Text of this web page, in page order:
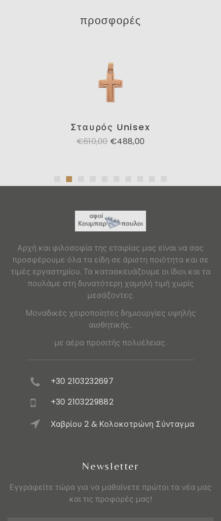
προσφορές
Σταυρός Unisex
€610,00 €488,00
Αρχή και φιλοσοφία της εταιρίας μας είναι να σας
προσφέρουμε όλα τα είδη σε άριστη ποιότητα και σε
τιμές εργαστηρίου. Τα κατασκευάζουμε οι ίδιοι και τα
πουλάμε στη δυνατότερη χαμηλή τιμή χωρίς
μεσάζοντες.
Μοναδικές χειροποίητες δημιουργίες υψηλής
αισθητικής..
με αέρα προσιτής πολυέλειας.
+30 2103232697
+30 2103229882
Χαβρίου 2 & Κολοκοτρώνη Σύνταγμα
Newsletter
Εγγραφείτε τώρα για να μαθαίνετε πρώτοι τα νέα μας
και τις προφορές μας!